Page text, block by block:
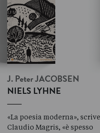
J. Peter JACOBSEN
NIELS LYHNE
«La poesia moderna», scrive
Claudio Magris, «è spesso